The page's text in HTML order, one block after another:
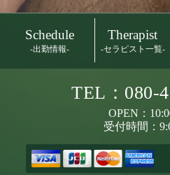
Schedule
-出勤情報-
Therapist
-セラピスト一覧-
TEL：080-
OPEN：
受付時間：